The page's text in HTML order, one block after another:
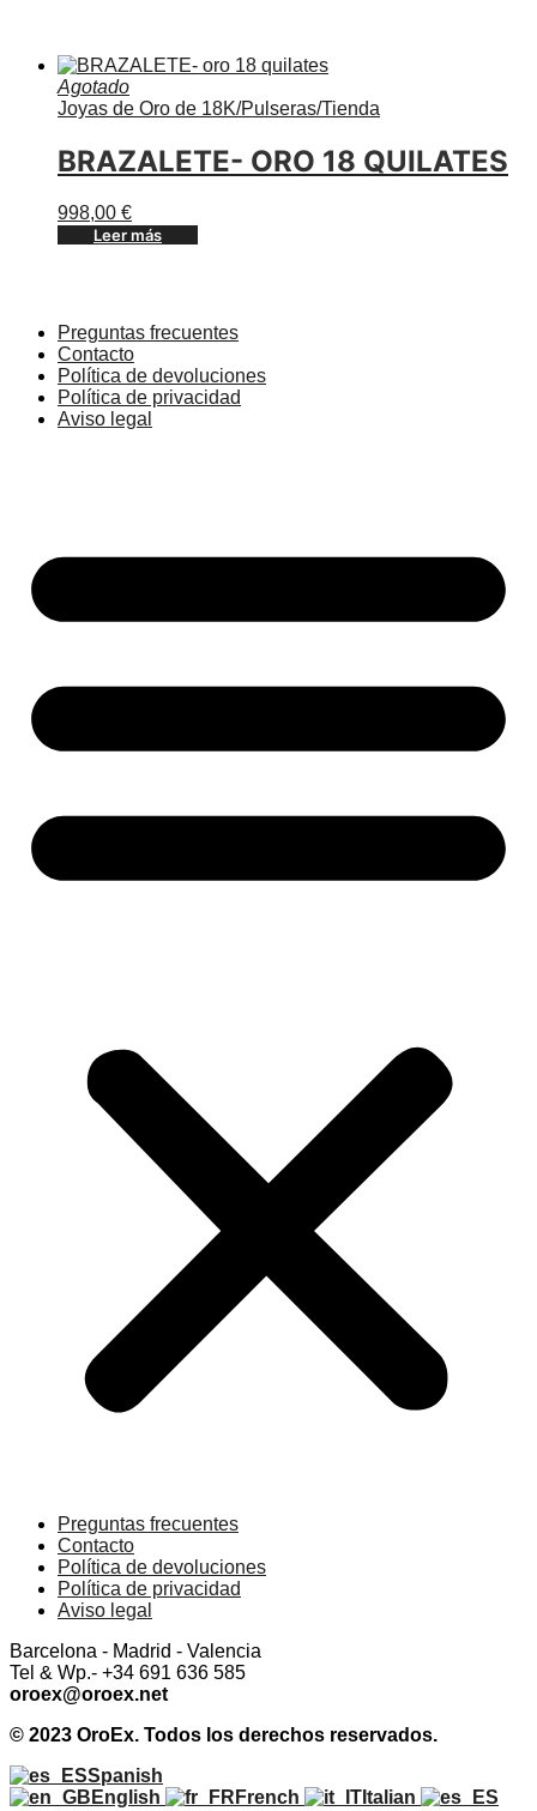
Agotado
Joyas de Oro de 18K/Pulseras/Tienda
BRAZALETE- ORO 18 QUILATES
998,00 €
Leer más
Preguntas frecuentes
Contacto
Política de devoluciones
Política de privacidad
Aviso legal
Preguntas frecuentes
Contacto
Política de devoluciones
Política de privacidad
Aviso legal
Barcelona - Madrid - Valencia
Tel & Wp.- +34 691 636 585
oroex@oroex.net
© 2023 OroEx. Todos los derechos reservados.
Spanish
English
French
Italian